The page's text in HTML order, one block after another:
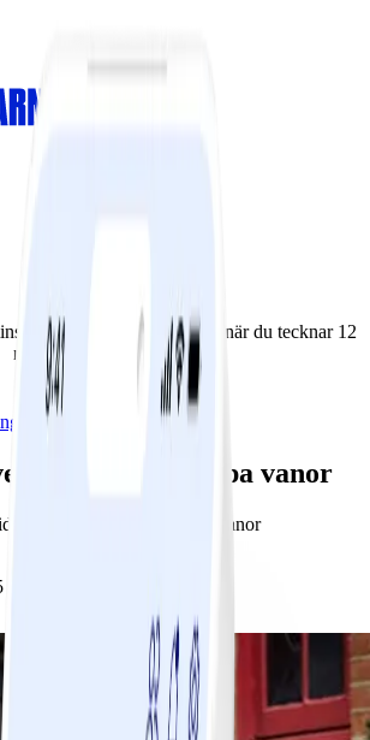
nu! Spara 50% när du tecknar 12
månaders medlemskap.
Tema Veckans strategi
veta om att skapa vanor
till att skapa hälsosamma vanor
april 2023